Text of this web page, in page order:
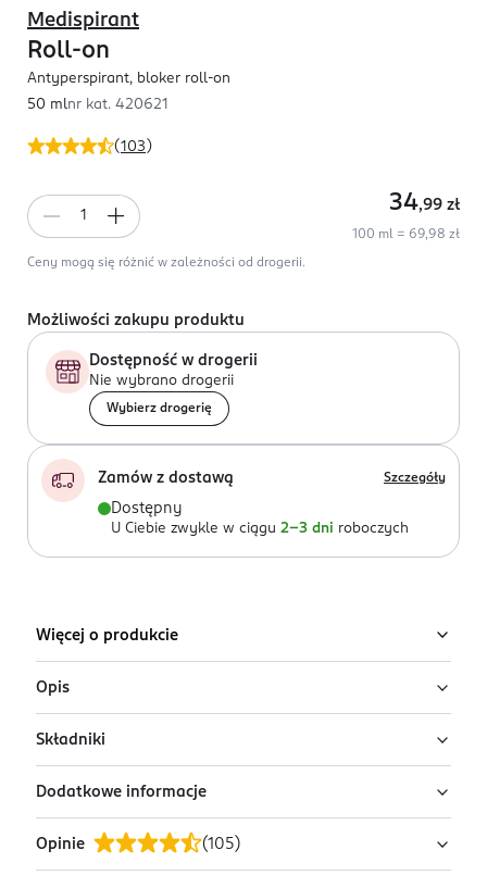
(103 )
Medispirant
Roll-on
Antyperspirant, bloker roll-on
50 mlnr kat. 420621
34,99 zł
100 ml = 69,98 zł
Ceny mogą się różnić w zależności od drogerii.
Możliwości zakupu produktu
Dostępność w drogerii
Nie wybrano drogerii
Wybierz drogerię
Zamów z dostawą Szczegóły
Dostępny
U Ciebie zwykle w ciągu 2-3 dni roboczych
Więcej o produkcie
Opis
Medispirant roll-on to profesjonalny antyperspirant
skierowany do osób, dla których tradycyjne preparaty
przeciw poceniu okazały się niewystarczające.
Medispirant roll-on eliminuje wydzielanie potu
skutecznie i długotrwale.
Składniki
Ingredients: : AQUA, ALUMINUM CHLOROHYDRATE,
GLYCERIN, ALUMINUM LACTATE, METHYLPROPANEDIOL,
HYDROXYETHYLCELLULOSE, PHENOXYETHANOL,
Dodatkowe informacje
PRZYGOTOWANIE I STOSOWANIE
Opinie (105 )